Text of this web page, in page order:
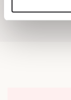
annons- och